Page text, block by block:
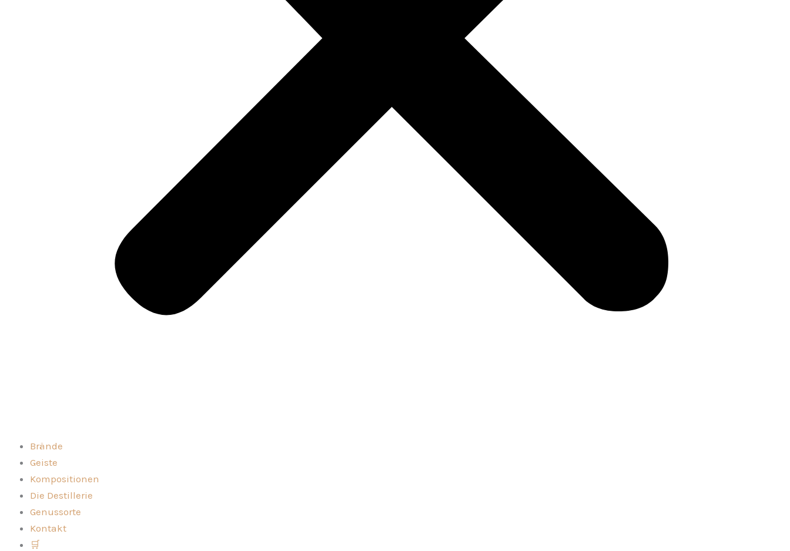
Brände
Geiste
Kompositionen
Die Destillerie
Genussorte
Kontakt
🛒